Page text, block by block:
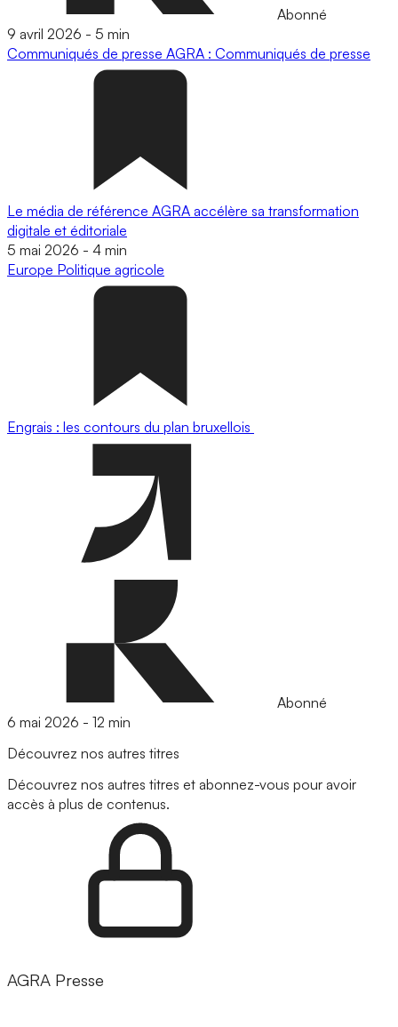
Abonné
9 avril 2026 - 5 min
Communiqués de presse AGRA : Communiqués de presse
Le média de référence AGRA accélère sa transformation
digitale et éditoriale
5 mai 2026 - 4 min
Europe Politique agricole
Engrais : les contours du plan bruxellois
Abonné
6 mai 2026 - 12 min
Découvrez nos autres titres
Découvrez nos autres titres et abonnez-vous pour avoir
accès à plus de contenus.
AGRA Presse